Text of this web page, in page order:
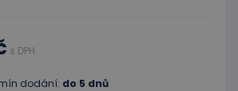
s DPH
dodání: do 5 dnů